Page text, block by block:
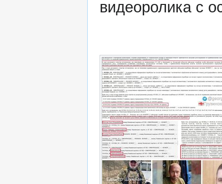
видеоролика с